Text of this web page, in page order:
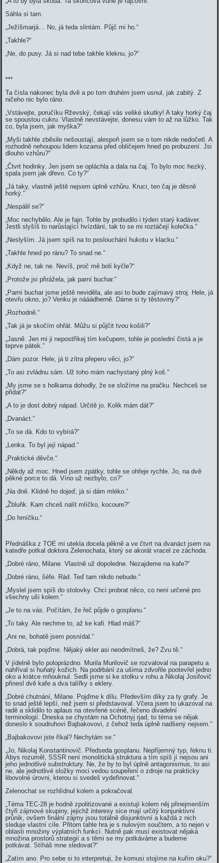
Sáhla si tam.
„Ježíšmarjá… No, já teda slintám. Půjč mi ho.“
„Takhle?“
„Ne, do pusy. Já si nad tebe takhle kleknu, jo?“
***
Ta čísla nakonec byla dvě a po tom druhém jsem usnul, jak zabitý. Z
ničeho nic bylo ráno.
„Vstávejte, poručíku Rževský, čekají vás veliké skutky! A taky horký čaj
se spoustou cukru. Vlastně nevstávejte, donesu vám to až na lůžko. Tak
co, byla jsem, jak myška?“
„Myši takhle zběsile nešoustají, alespoň jsem se o tom nikde nedočetl. A
rozhodně nehoupou lidem kozama před obličejem hned po probuzení. Jsi
dlouho vzhůru?“
„Čtvrt hodinky. Jen jsem se opláchla a dala na čaj. To bylo moc hezký,
spala jsem jak dřevo. Co ty?“
„Já taky, vlastně ještě nejsem úplně vzhůru. Kruci, ten čaj je děsně
horký.“
„Nespálil se?“
„Moc nechybělo. Ale je fajn. Tohle by probudilo i týden starý kadáver.
Jestli slyšíš to narůstající hvízdání, tak to se mi roztáčejí kolečka.“
„Neslyším. Já jsem spíš na to poslouchání hukotu v klacku.“
„Takhle hned po ránu? To snad ne.“
„Když ne, tak ne. Nevíš, proč mě bolí kyčle?“
„Protože jsi přirážela, jak parní buchar.“
„Parní buchar jsme ještě neviděla, ale asi to bude zajímavý stroj. Hele, já
otevřu okno, jo? Venku je nááádherně. Dáme si ty těstoviny?“
„Rozhodně.“
„Tak já je skočím ohřát. Můžu si půjčit tvou košili?“
„Jasně. Jen mi ji nepostříkej tím kečupem, tohle je poslední čistá a je
teprve pátek.“
„Dám pozor. Hele, já ti zítra přeperu věci, jo?“
„To asi zvládnu sám. Už toho mám nachystaný plný koš.“
„My jsme se s holkama dohodly, že se složíme na pračku. Nechceš se
přidat?“
„A to je dost dobrý nápad. Určitě jo. Kolik mám dát?“
„Dvanáct.“
„To se dá. Kdo to vybírá?“
„Lenka. To byl její nápad.“
„Praktické děvče.“
„Někdy až moc. Hned jsem zpátky, tohle se ohřeje rychle. Jo, na dvě
pěkné porce to dá. Víno už nezbylo, co?“
„Na dně. Klidně ho dojeď, já si dám mléko.“
„Žbluňk. Kam chceš nalít mlíčko, kocoure?“
„Do hrníčku.“
Přednáška z TOE mi utekla docela pěkně a ve čtvrt na dvanáct jsem na
katedře potkal doktora Zelenochata, který se akorát vracel ze záchoda.
„Dobré ráno, Milane. Vlastně už dopoledne. Nezajdeme na kafe?“
„Dobré ráno, šéfe. Rád. Teď tam nikdo nebude.“
„Myslel jsem spíš do stolovky. Chci probrat něco, co není určené pro
všechny uši kolem.“
„Je to na vás. Počítám, že řeč půjde o gosplanu.“
„To taky. Ale nechme to, až ke kafi. Hlad máš?“
„Ani ne, bohatě jsem posnídal.“
„Dobrá, tak pojďme. Nějaký ekler asi neodmítneš, že? Zvu tě.“
V jídelně bylo poloprázdno. Murila Murilovič se rozvaloval na parapetu a
nahříval si huňatý kožich. Na podrbání za ušima zdvořile pootevřel jedno
oko a krátce mňouknul. Sedli jsme si ke stolku v rohu a Nikolaj Josifovič
přinesl dvě kafe a dva talířky s eklery.
„Dobré chutnání, Milane. Pojďme k dílu. Především díky za ty grafy. Je
to snad ještě lepší, než jsem si představoval. Včera jsem to ukazoval na
radě a sklidilo to aplaus na otevřené scéně, řečeno divadelní
terminologií. Dneska se chystám na Ochotnyj rjad, to téma se nějak
doneslo k soudruhovi Bajbakovovi, z čehož teda úplně nadšený nejsem.“
„Bajbakovovi jste říkal? Nechytám se.“
„Jo, Nikolaj Konstantinovič. Předseda gosplanu. Nepříjemný typ, řeknu ti.
Abys rozuměl, SSSR není monolitická struktura a tím spíš jí nejsou ani
jeho jednotlivé substruktury. Ne, že by to byl úplně antagonismus, to asi
ne, ale jednotlivé složky moci vedou soupeření o zdroje na prakticky
libovolné úrovni, kterou si svedeš vydefinovat.“
Zelenochat se rozhlídnul kolem a pokračoval.
„Téma TEC-28 je hodně zpolitizované a existují kolem něj přinejmenším
čtyři zájmové skupiny, jejichž interesy sice mají určitý konjunktivní
průnik, ovšem finální zájmy jsou totálně disjunktivní a každá z nich
sleduje vlastní cíle. Přitom tahle hra je s nulovým součtem, a to nejen v
oblasti množiny výplatních funkcí. Nutně pak musí existovat nějaká
množina prostorů strategií a s těmi se my potkáváme a budeme
potkávat. Stíháš mne sledovat?“
„Zatím ano. Pro sebe si to interpretuji, že komusi stojíme na kuřím oku?“